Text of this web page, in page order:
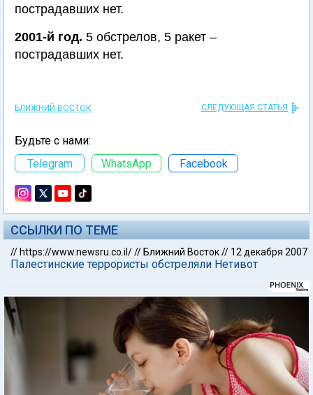
пострадавших нет.
2001-й год. 5 обстрелов, 5 ракет –
пострадавших нет.
БЛИЖНИЙ ВОСТОК СЛЕДУЮЩАЯ СТАТЬЯ
Будьте с нами:
Telegram
WhatsApp Facebook
ССЫЛКИ ПО ТЕМЕ
// https://www.newsru.co.il/// Ближний Восток// 12 декабря 2007
Палестинские террористы обстреляли Нетивот